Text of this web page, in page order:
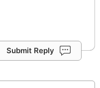
Submit Reply